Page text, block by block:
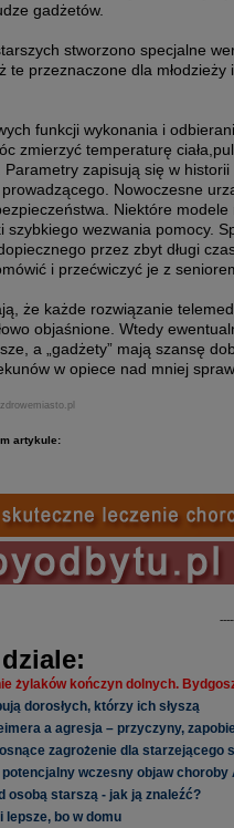
gadżetów.
stworzono specjalne
te przeznaczone dla młodzieży
funkcji wykonania i
zmierzyć temperaturę
Parametry zapisują się w
Nowoczesne
Niektóre
szybkiego wezwania pomocy.
przez zbyt długi
i przećwiczyć je z
że każde rozwiązanie
objaśnione. Wtedy
a „gadżety” mają szansę
w opiece nad mniej
artykule:
żylaków kończyn dolnych.
dorosłych, którzy ich słyszą
a agresja – przyczyny,
zagrożenie dla starzejącego
wczesny objaw
osobą starszą - jak ją znaleźć?
lepsze, bo w domu